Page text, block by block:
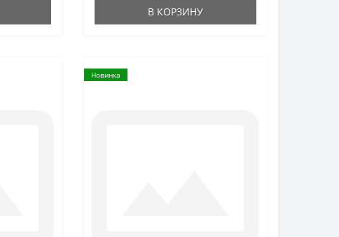
В КОРЗИНУ
Новинка